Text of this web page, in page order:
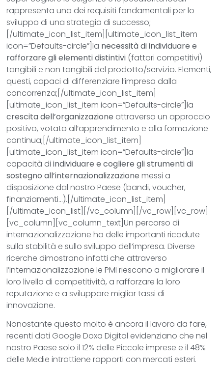
rappresenta uno dei requisiti fondamentali per lo
sviluppo di una strategia di successo;
[/ultimate_icon_list_item][ultimate_icon_list_item
icon=”Defaults-circle”]la necessità di individuare e
rafforzare gli elementi distintivi (fattori competitivi)
tangibili e non tangibili del prodotto/servizio. Elementi,
questi, capaci di differenziare l’impresa dalla
concorrenza;[/ultimate_icon_list_item]
[ultimate_icon_list_item icon=”Defaults-circle”]la
crescita dell’organizzazione attraverso un approccio
positivo, votato all’apprendimento e alla formazione
continua;[/ultimate_icon_list_item]
[ultimate_icon_list_item icon=”Defaults-circle”]la
capacità diindividuare e cogliere gli strumenti di
sostegno all’internazionalizzazione messi a
disposizione dal nostro Paese (bandi, voucher,
finanziamenti…).[/ultimate_icon_list_item]
[/ultimate_icon_list][/vc_column][/vc_row][vc_row]
[vc_column][vc_column_text]Un percorso di
internazionalizzazione ha delle importanti ricadute
sulla stabilità e sullo sviluppo dell’impresa. Diverse
ricerche dimostrano infatti che attraverso
l’internazionalizzazione le PMI riescono a migliorare il
loro livello di competitività, a rafforzare la loro
reputazione e a sviluppare miglior tassi di
innovazione.
Nonostante questo molto è ancora il lavoro da fare,
recenti dati Google Doxa Digital evidenziano che nel
nostro Paese solo il 12% delle Piccole imprese e il 48%
delle Medie intrattiene rapporti con mercati esteri.